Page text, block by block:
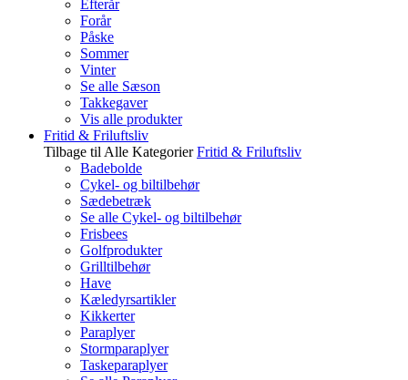
Efterår
Forår
Påske
Sommer
Vinter
Se alle Sæson
Takkegaver
Vis alle produkter
Fritid & Friluftsliv
Tilbage til Alle Kategorier Fritid & Friluftsliv
Badebolde
Cykel- og biltilbehør
Sædebetræk
Se alle Cykel- og biltilbehør
Frisbees
Golfprodukter
Grilltilbehør
Have
Kæledyrsartikler
Kikkerter
Paraplyer
Stormparaplyer
Taskeparaplyer